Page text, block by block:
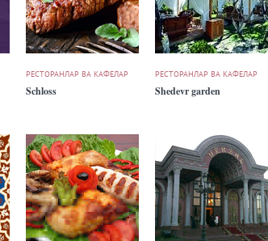
РЕСТОРАНЛАР ВА КАФЕЛАР
Schloss
РЕСТОРАНЛАР ВА КАФЕЛАР
Shedevr garden